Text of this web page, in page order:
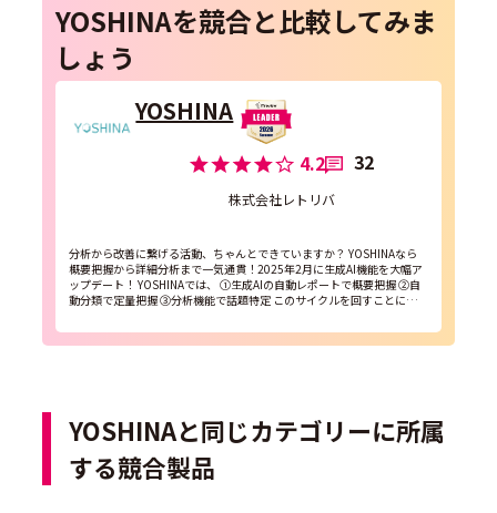
YOSHINAを競合と比較してみま
しょう
YOSHINA
4.2 32
株式会社レトリバ
分析から改善に繋げる活動、ちゃんとできていますか？ YOSHINAなら
概要把握から詳細分析まで一気通貫！2025年2月に生成AI機能を大幅ア
ップデート！ YOSHINAでは、 ①生成AIの自動レポートで概要把握​ ②自
動分類で定量把握​ ③分析機能で話題特定​ このサイクルを回すことによ
YOSHINAと同じカテゴリーに所属
する競合製品